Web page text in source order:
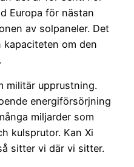
Europa för nästan
av solpaneler. Det
om den
militär upprustning.
energiförsörjning
miljarder som
kulsprutor. Kan Xi
sitter vi där vi sitter.